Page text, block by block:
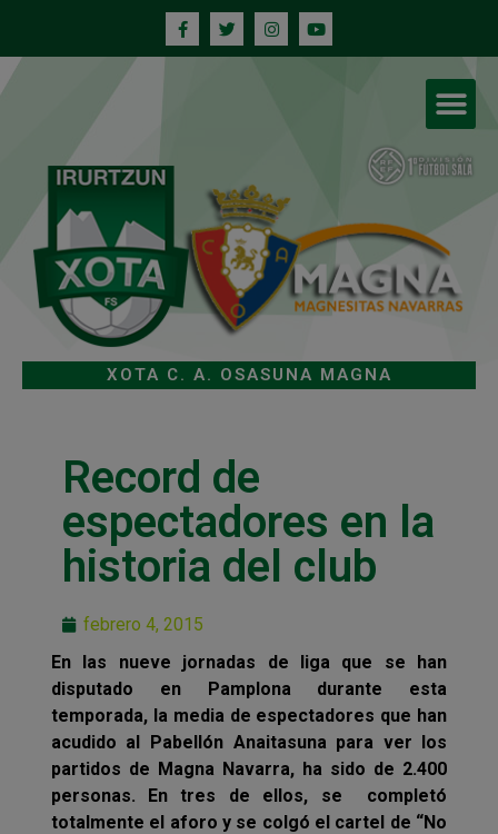
XOTA C. A. OSASUNA MAGNA
Record de
espectadores en la
historia del club
febrero 4, 2015
En las nueve jornadas de liga que se han
disputado en Pamplona durante esta
temporada, la media de espectadores que han
acudido al Pabellón Anaitasuna para ver los
partidos de Magna Navarra, ha sido de 2.400
personas. En tres de ellos, se completó
totalmente el aforo y se colgó el cartel de “No